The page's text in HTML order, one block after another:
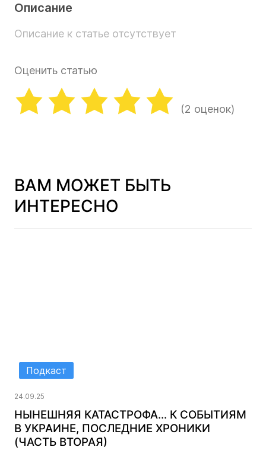
Описание
Описание к статье отсутствует
Оценить статью
(2 оценок)
ВАМ МОЖЕТ БЫТЬ
ИНТЕРЕСНО
Подкаст
24.09.25
НЫНЕШНЯЯ КАТАСТРОФА… К СОБЫТИЯМ
В УКРАИНЕ, ПОСЛЕДНИЕ ХРОНИКИ
(ЧАСТЬ ВТОРАЯ)